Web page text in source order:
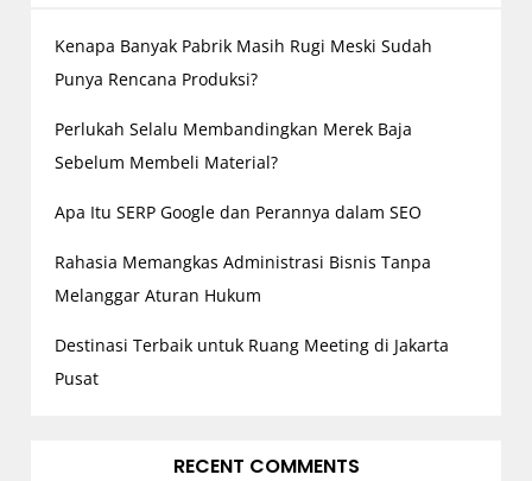
Kenapa Banyak Pabrik Masih Rugi Meski Sudah
Punya Rencana Produksi?
Perlukah Selalu Membandingkan Merek Baja
Sebelum Membeli Material?
Apa Itu SERP Google dan Perannya dalam SEO
Rahasia Memangkas Administrasi Bisnis Tanpa
Melanggar Aturan Hukum
Destinasi Terbaik untuk Ruang Meeting di Jakarta
Pusat
RECENT COMMENTS